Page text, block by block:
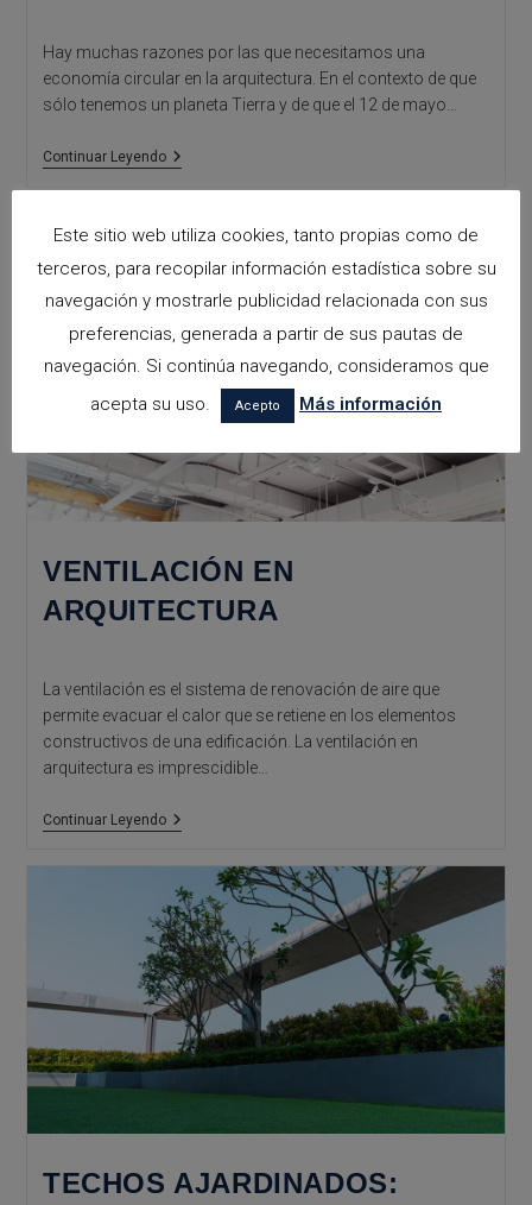
Hay muchas razones por las que necesitamos una
economía circular en la arquitectura. En el contexto de que
sólo tenemos un planeta Tierra y de que el 12 de mayo…
Continuar LeyendoArquitectura
VENTILACIÓN EN
ARQUITECTURA
La ventilación es el sistema de renovación de aire que
permite evacuar el calor que se retiene en los elementos
constructivos de una edificación. La ventilación en
arquitectura es imprescidible…
Continuar LeyendoVentilación
TECHOS AJARDINADOS:
Este sitio web utiliza cookies, tanto propias como de
terceros, para recopilar información estadística sobre su
navegación y mostrarle publicidad relacionada con sus
preferencias, generada a partir de sus pautas de
navegación. Si continúa navegando, consideramos que
acepta su uso.
Acepto Más información